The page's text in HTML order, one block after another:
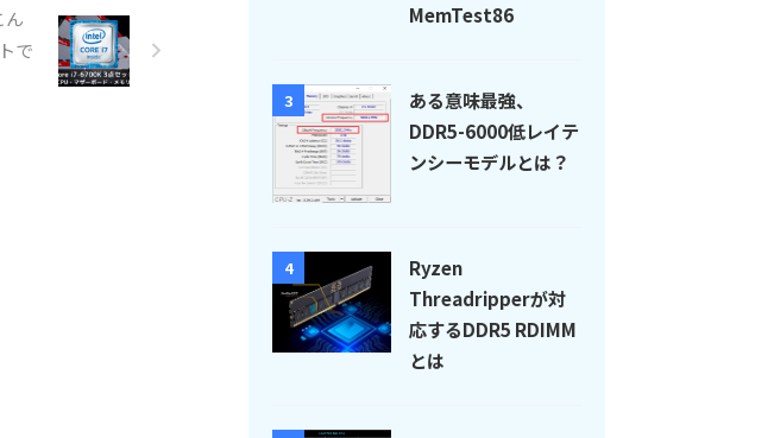
ん
で
MemTest86
3
ある意味最強、
DDR5-6000低レイテ
ンシーモデルとは？
4
Ryzen
Threadripperが対
応するDDR5 RDIMM
とは